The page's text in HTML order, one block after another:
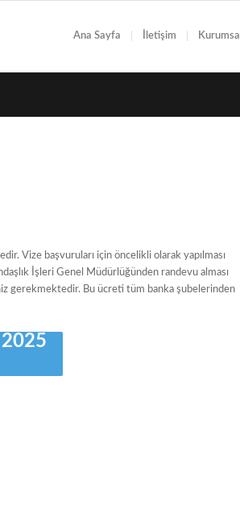
Ana Sayfa İletişim Kurumsal
Vize başvuruları için öncelikli olarak yapılması
İşleri Genel Müdürlüğünden randevu alması
gerekmektedir. Bu ücreti tüm banka şubelerinden
2025